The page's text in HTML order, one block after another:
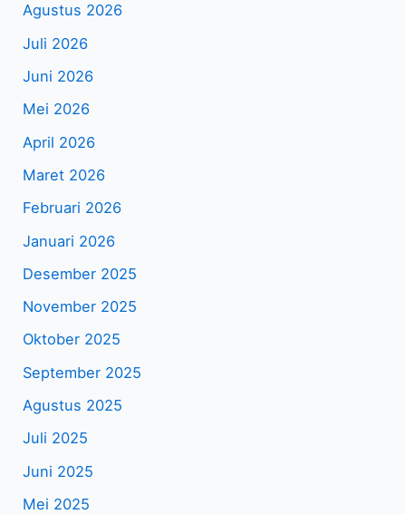
Agustus 2026
Juli 2026
Juni 2026
Mei 2026
April 2026
Maret 2026
Februari 2026
Januari 2026
Desember 2025
November 2025
Oktober 2025
September 2025
Agustus 2025
Juli 2025
Juni 2025
Mei 2025